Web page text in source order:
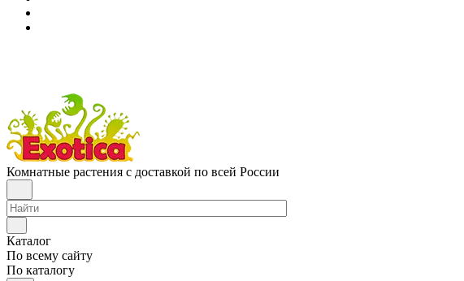
Комнатные растения с доставкой по всей России
Каталог
По всему сайту
По каталогу